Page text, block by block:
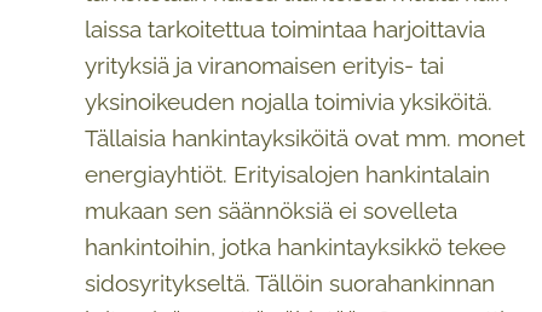
laissa tarkoitettua toimintaa harjoittavia
yrityksiä ja viranomaisen erityis- tai
yksinoikeuden nojalla toimivia yksiköitä.
Tällaisia hankintayksiköitä ovat mm. monet
energiayhtiöt. Erityisalojen hankintalain
mukaan sen säännöksiä ei sovelleta
hankintoihin, jotka hankintayksikkö tekee
sidosyritykseltä. Tällöin suorahankinnan